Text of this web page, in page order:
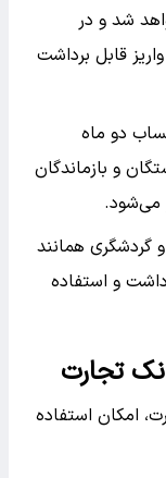
شد و در
قابل برداشت
دو ماه
و بازماندگان
می‌شود.
گردشگری همانند
و استفاده
تجارت
امکان استفاده